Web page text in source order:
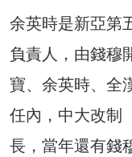
余英時是新亞第
負責人，由錢穆
寶、余英時、全
任內，中大改制
長，當年還有錢